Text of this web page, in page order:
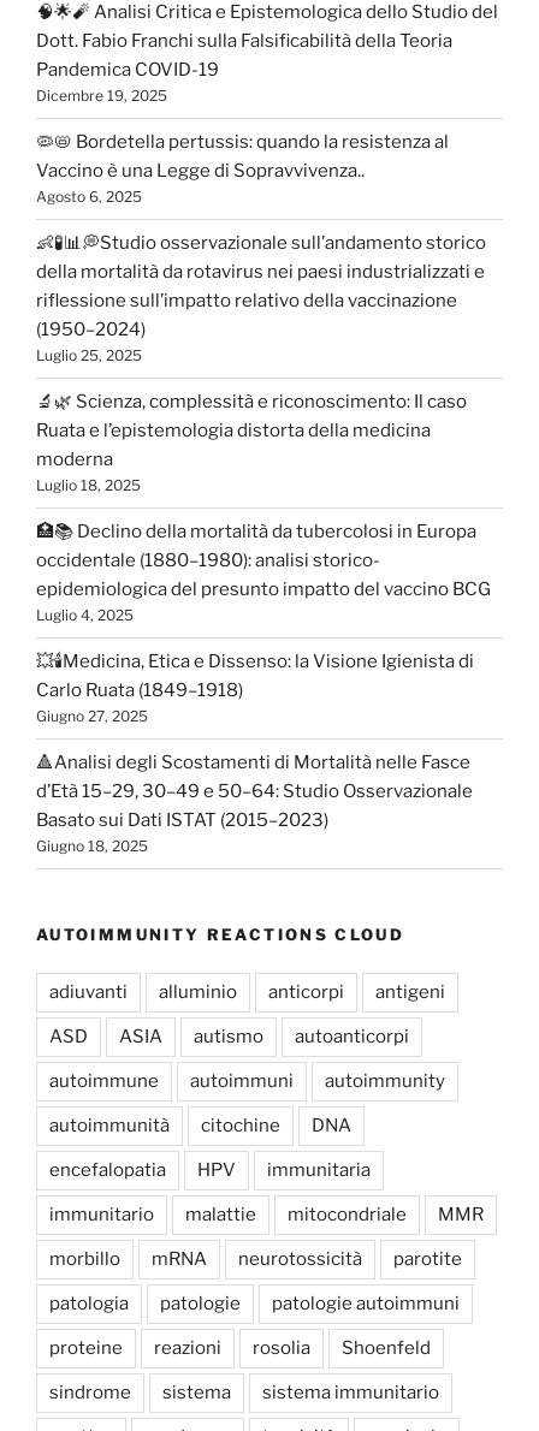
🧠🌟🧨 Analisi Critica e Epistemologica dello Studio del
Dott. Fabio Franchi sulla Falsificabilità della Teoria
Pandemica COVID-19
Dicembre 19, 2025
🦠📛 Bordetella pertussis: quando la resistenza al
Vaccino è una Legge di Sopravvivenza..
Agosto 6, 2025
👶🧪📊💭Studio osservazionale sull’andamento storico
della mortalità da rotavirus nei paesi industrializzati e
riflessione sull’impatto relativo della vaccinazione
(1950–2024)
Luglio 25, 2025
🔬🌿 Scienza, complessità e riconoscimento: Il caso
Ruata e l’epistemologia distorta della medicina
moderna
Luglio 18, 2025
🏥📚 Declino della mortalità da tubercolosi in Europa
occidentale (1880–1980): analisi storico-
epidemiologica del presunto impatto del vaccino BCG
Luglio 4, 2025
💥🕯️Medicina, Etica e Dissenso: la Visione Igienista di
Carlo Ruata (1849–1918)
Giugno 27, 2025
🔺Analisi degli Scostamenti di Mortalità nelle Fasce
d’Età 15–29, 30–49 e 50–64: Studio Osservazionale
Basato sui Dati ISTAT (2015–2023)
Giugno 18, 2025
AUTOIMMUNITY REACTIONS CLOUD
adiuvanti alluminio anticorpi antigeni
ASD ASIA autismo autoanticorpi
autoimmune autoimmuni autoimmunity
autoimmunità citochine DNA
encefalopatia HPV immunitaria
immunitario malattie mitocondriale MMR
morbillo mRNA neurotossicità parotite
patologia patologie patologie autoimmuni
proteine reazioni rosolia Shoenfeld
sindrome sistema sistema immunitario